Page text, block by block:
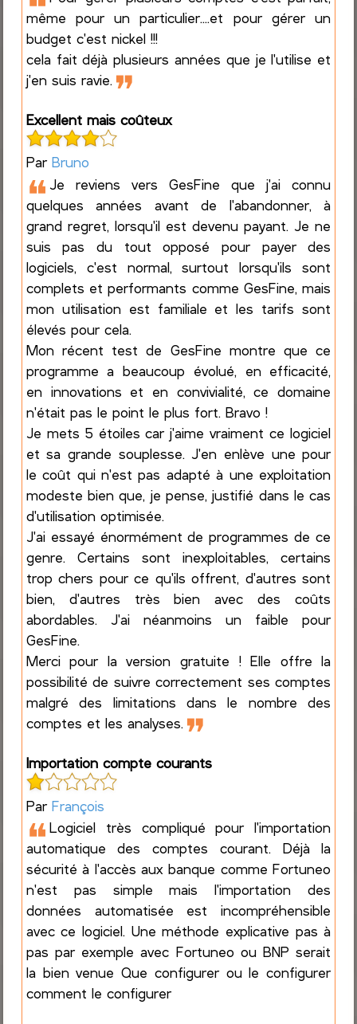
même pour un particulier....et pour gérer un
budget c'est nickel !!!
cela fait déjà plusieurs années que je l'utilise et
j'en suis ravie. ❞
Excellent mais coûteux
Par Bruno
❝Je reviens vers GesFine que j'ai connu
quelques années avant de l'abandonner, à
grand regret, lorsqu'il est devenu payant. Je ne
suis pas du tout opposé pour payer des
logiciels, c'est normal, surtout lorsqu'ils sont
complets et performants comme GesFine, mais
mon utilisation est familiale et les tarifs sont
élevés pour cela.
Mon récent test de GesFine montre que ce
programme a beaucoup évolué, en efficacité,
en innovations et en convivialité, ce domaine
n'était pas le point le plus fort. Bravo !
Je mets 5 étoiles car j'aime vraiment ce logiciel
et sa grande souplesse. J'en enlève une pour
le coût qui n'est pas adapté à une exploitation
modeste bien que, je pense, justifié dans le cas
d'utilisation optimisée.
J'ai essayé énormément de programmes de ce
genre. Certains sont inexploitables, certains
trop chers pour ce qu'ils offrent, d'autres sont
bien, d'autres très bien avec des coûts
abordables. J'ai néanmoins un faible pour
GesFine.
Merci pour la version gratuite ! Elle offre la
possibilité de suivre correctement ses comptes
malgré des limitations dans le nombre des
comptes et les analyses. ❞
Importation compte courants
Par François
❝Logiciel très compliqué pour l'importation
automatique des comptes courant. Déjà la
sécurité à l'accès aux banque comme Fortuneo
n'est pas simple mais l'importation des
données automatisée est incompréhensible
avec ce logiciel. Une méthode explicative pas à
pas par exemple avec Fortuneo ou BNP serait
la bien venue Que configurer ou le configurer
comment le configurer